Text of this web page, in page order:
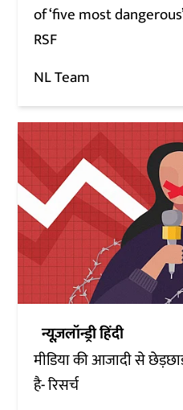
of ‘five most
RSF
NL Team
न्यूज़लॉन्ड्री हिंदी
मीडिया की आजादी से
है- रिसर्च